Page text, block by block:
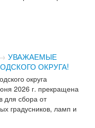
​УВАЖАЕМЫЕ
ОКРУГА!
округа
2026 г. прекращена
для сбора от
градусников, ламп и